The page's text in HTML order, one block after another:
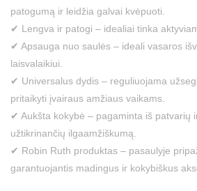
patogumą ir leidžia galvai kvėpuoti.
✔ Lengva ir patogi – idealiai tinka
✔ Apsauga nuo saulės – ideali vasaros
laisvalaikiui.
✔ Universalus dydis – reguliuojama
pritaikyti įvairaus amžiaus vaikams.
✔ Aukšta kokybė – pagaminta iš patvarių
užtikrinančių ilgaamžiškumą.
✔ Robin Ruth produktas – pasaulyje
garantuojantis madingus ir kokybiškus